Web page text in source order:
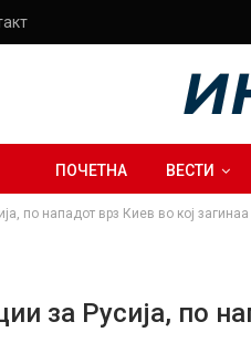
ПОЧЕТНА ВЕСТИ
по нападот врз Киев во кој
за Русија, по